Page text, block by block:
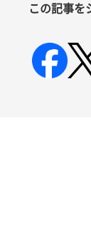
この記事を